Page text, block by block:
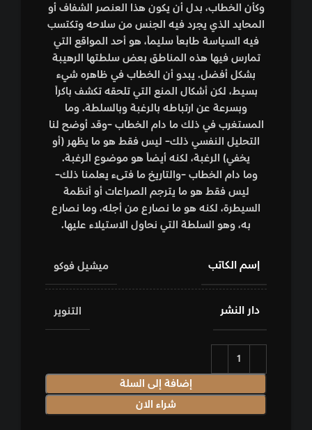
وكأن الخطاب، بدل أن يكون هذا العنصر الشفاف أو
المحايد الذي يجرد فيه الجنس من سلاحه وتكتسب
فيه السياسة طابعاً سليماً، هو أحد المواقع التي
تمارس فيها هذه المناطق بعض سلطتها الرهيبة
بشكل أفضل. يبدو أن الخطاب في ظاهره شيء
بسيط، لكن أشكال المنع التي تلحقه تكشف باكراً
وبسرعة عن ارتباطه بالرغبة وبالسلطة. وما
المستغرب في ذلك ما دام الخطاب -وقد أوضح لنا
التحليل النفسي ذلك- ليس فقط هو ما يظهر (أو
يخفي) الرغبة، لكنه أيضاً هو موضوع الرغبة.
وما دام الخطاب -والتاريخ ما فتىء يعلمنا ذلك-
ليس فقط هو ما يترجم الصراعات أو أنظمة
السيطرة، لكنه هو ما نصارع من أجله، وما نصارع
به، وهو السلطة التي نحاول الاستيلاء عليها.
إسم الكاتب ميشيل فوكو
دار النشر التنوير
إضافة إلى السلة
شراء الان